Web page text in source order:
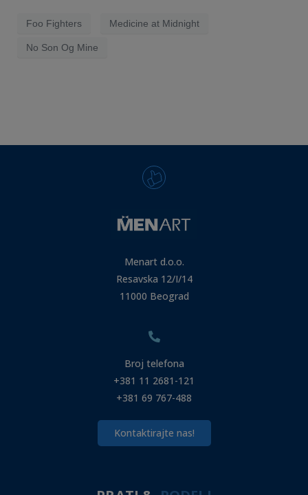
Foo Fighters Medicine at Midnight
No Son Og Mine
Menart d.o.o.
Resavska 12/I/14
11000 Beograd
Broj telefona
+381 11 2681-121
+381 69 767-488
Kontaktirajte nas!